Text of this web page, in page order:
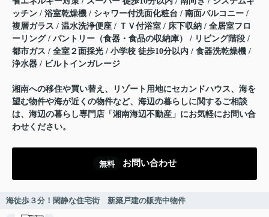
ッチン / 浴室乾燥機 / シャワー付洗面化粧台 / 南面バルコニー /
複層ガラス / 温水洗浄便座 / ＴＶ付浴室 / 床下収納 / 全居室フロ
ーリング / パントリー（食器・食品の収納庫） / リビング階段 /
都市ガス / 全室２面採光 / 小学校 徒歩10分以内 / 食器洗乾燥機 /
浄水器 / ビルトインガレージ
湘南への移住や買い替え、リゾート用地にセカンドハウス、海を
望む物件や海が近くの物件など、海辺の暮らしに関するご相談
は、海辺の暮らし専門店「湘南海辺不動産」にお気軽にお問い合
わせください。
無料 お問い合わせ
海徒歩３分！閑静な住宅街 新築戸建の販売中物件